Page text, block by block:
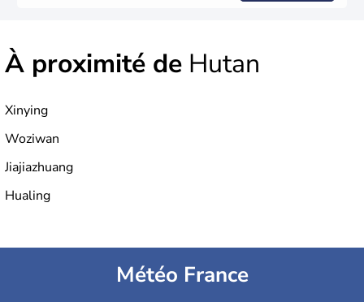
À proximité de Hutan
Xinying
Woziwan
Jiajiazhuang
Hualing
Météo France